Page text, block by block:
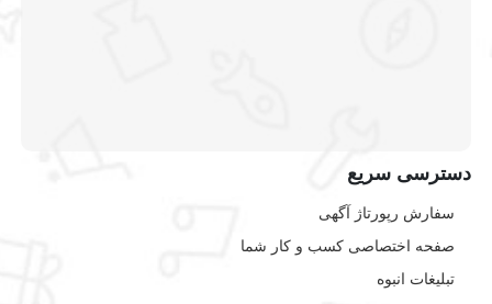
دسترسی سریع
سفارش رپورتاژ آگهی
صفحه اختصاصی کسب و کار شما
تبلیغات انبوه